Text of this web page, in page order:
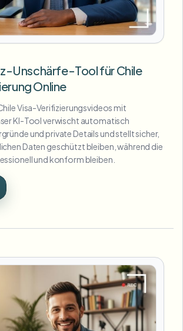
Unschärfe-Tool für Chile
Online
Visa-Verifizierungsvideos mit
KI-Tool verwischt automatisch
und private Details und stellt sicher,
Daten geschützt bleiben, während die
und konform bleiben.